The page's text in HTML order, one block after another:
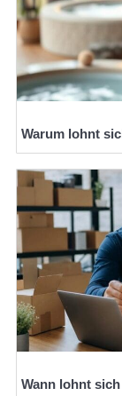
Warum lohnt
Wann lohnt